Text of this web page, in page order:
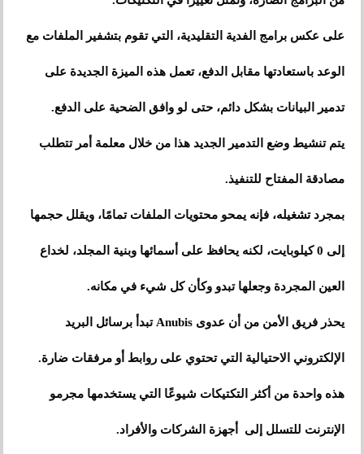
على عكس برامج الفدية التقليدية، التي تقوم بتشفير الملفات مع
الوعد باستعادتها مقابل الدفع، تعمل هذه الميزة الجديدة على
تدمير البيانات بشكل دائم، حتى لو وافق الضحية على الدفع.
يتم تنشيط وضع التدمير الجديد هذا من خلال معلمة أمر تتطلب
مصادقة المفتاح للتنفيذ.
بمجرد تشغيله، فإنه يمحو محتويات الملفات تمامًا، ويقلل حجمها
إلى 0 كيلوبايت، لكنه يحافظ على أسمائها وبنية المجلد، لخداع
العين المجردة وجعلها تبدو وكأن كل شيء في مكانه.
يحذر فريق الأمن من أن عدوى Anubis تبدأ برسائل البريد
الإلكتروني الاحتيالية التي تحتوي على روابط أو مرفقات ضارة.
هذه واحدة من أكثر التكتيكات شيوعًا التي يستخدمها مجرمو
الإنترنت للتسلل إلى أجهزة الشركات والأفراد.